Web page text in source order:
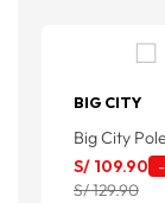
BIG CITY
Big City
S/ 109.90 -
S/ 129.90